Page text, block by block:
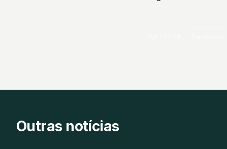
Outras notícias